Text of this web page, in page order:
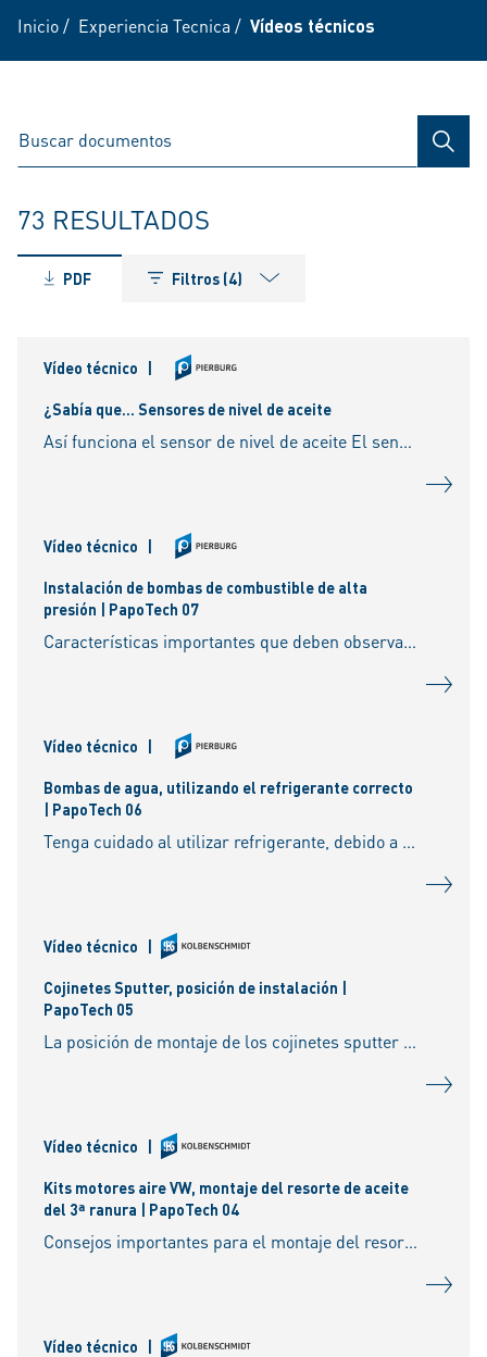
Inicio/ Experiencia Tecnica / Vídeos técnicos
73 RESULTADOS
PDF Filtros (4)
Vídeo técnico |
¿Sabía que... Sensores de nivel de aceite
Así funciona el sensor de nivel de aceite El sensor de nivel de aceite registra la cantidad de aceite disponible en el motor, en función del estado de funcionamiento, y constituye un componente centra
Vídeo técnico |
Instalación de bombas de combustible de alta
presión | PapoTech 07
Características importantes que deben observarse antes de la instalación.
Vídeo técnico |
Bombas de agua, utilizando el refrigerante correcto
| PapoTech 06
Tenga cuidado al utilizar refrigerante, debido a las nuevas tecnologías de bombas de agua.
Vídeo técnico |
Cojinetes Sputter, posición de instalación |
PapoTech 05
La posición de montaje de los cojinetes sputter es fundamental para el correcto funcionamiento del motor. Vea algunos consejos.
Vídeo técnico |
Kits motores aire VW, montaje del resorte de aceite
del 3ª ranura | PapoTech 04
Consejos importantes para el montaje del resorte del anillo de aceite,evitando superposiciones de las putas y en consecuencia consumo de aceite.
Vídeo técnico |